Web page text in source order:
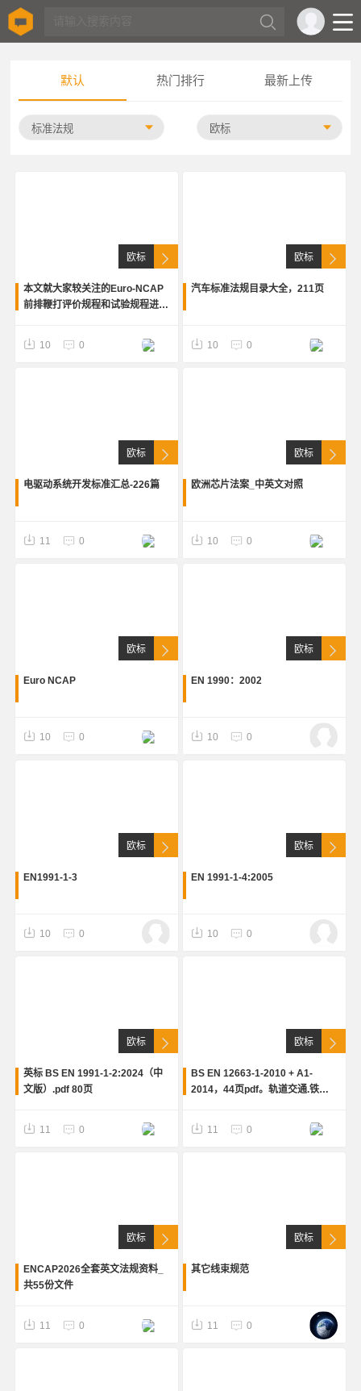
默认 热门排行 最新上传
欧标
本文就大家较关注的Euro-NCAP
前排鞭打评价规程和试验规程进行
了拆解，并做了举例说明,29页
10 0
欧标
汽车标准法规目录大全，211页
10 0
欧标
电驱动系统开发标准汇总-226篇
11 0
欧标
欧洲芯片法案_中英文对照
10 0
欧标
Euro NCAP
10 0
欧标
EN 1990：2002
10 0
欧标
EN1991-1-3
10 0
欧标
EN 1991-1-4:2005
10 0
欧标
英标 BS EN 1991-1-2:2024（中
文版）.pdf 80页
11 0
欧标
BS EN 12663-1-2010 + A1-
2014，44页pdf。轨道交通.铁路
车
11 0
欧标
ENCAP2026全套英文法规资料_
共55份文件
11 0
欧标
其它线束规范
11 0